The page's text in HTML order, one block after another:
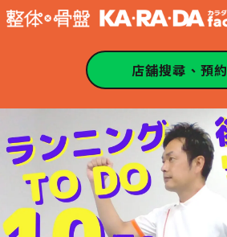
跳
容
區
店舖搜尋、預約